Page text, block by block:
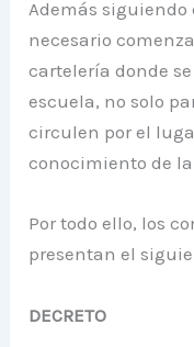
Además
necesario
cartelería donde
escuela, no solo
circulen por el
conocimiento de
Por todo ello, los
presentan el
DECRETO